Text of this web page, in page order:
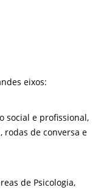
eixos:
social e profissional,
de conversa e
de Psicologia,